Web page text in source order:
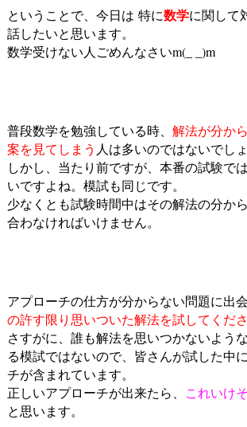
ということで、今日は 特に数学に関して
話したいと思います。
数学受けない人ごめんなさいm(_ _)m
普段数学を勉強している時、 解法が分か
案を見てしまう 人は多いのではないでしょ
しかし、当たり前ですが、本番の試験で
いですよね。模試も同じです。
少なくとも試験時間中はその解法の分か
合わなければいけません。
アプローチの仕方が分からない問題に出会
の許す限り思いついた解法を試してくだ
さすがに、誰も解法を思いつかないよう
る模試ではないので、皆さんが試した中
チが含まれています。
正しいアプローチが出来たら、 これいけ
と思います。